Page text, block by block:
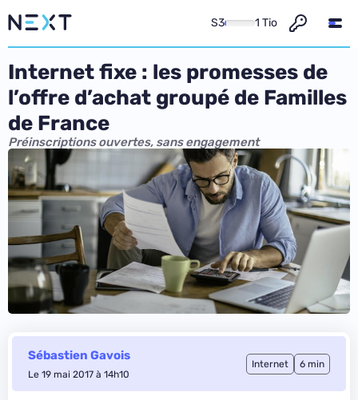
S3 1 Tio
Internet fixe : les promesses de
l’offre d’achat groupé de Familles
de France
Préinscriptions ouvertes, sans engagement
Sébastien Gavois
Le 19 mai 2017 à 14h10
Internet 6 min